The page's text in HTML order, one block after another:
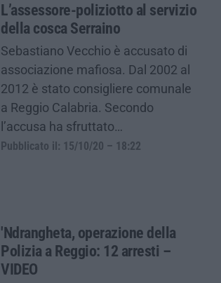
L’assessore-poliziotto al servizio
della cosca Serraino
Sebastiano Vecchio è accusato di
associazione mafiosa. Dal 2002 al
2012 è stato consigliere comunale
a Reggio Calabria. Secondo
l’accusa ha sfruttato…
Pubblicato il: 15/10/20 – 18:22
'Ndrangheta, operazione della
Polizia a Reggio: 12 arresti –
VIDEO